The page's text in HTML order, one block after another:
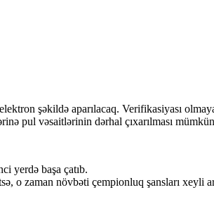
şəkildə aparılacaq. Verifikasiyası
pul vəsaitlərinin dərhal çıxarılması
yerdə başa çatıb.
o zaman növbəti çempionluq şansları xeyli